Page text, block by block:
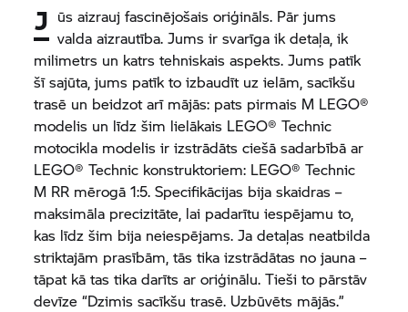
J ūs aizrauj fascinējošais oriģināls. Pār jums
valda aizrautība. Jums ir svarīga ik detaļa, ik
milimetrs un katrs tehniskais aspekts. Jums patīk
šī sajūta, jums patīk to izbaudīt uz ielām, sacīkšu
trasē un beidzot arī mājās: pats pirmais M LEGO®
modelis un līdz šim lielākais LEGO® Technic
motocikla modelis ir izstrādāts ciešā sadarbībā ar
LEGO® Technic konstruktoriem: LEGO® Technic
M RR mērogā 1:5. Specifikācijas bija skaidras –
maksimāla precizitāte, lai padarītu iespējamu to,
kas līdz šim bija neiespējams. Ja detaļas neatbilda
striktajām prasībām, tās tika izstrādātas no jauna –
tāpat kā tas tika darīts ar oriģinālu. Tieši to pārstāv
devīze “Dzimis sacīkšu trasē. Uzbūvēts mājās.”